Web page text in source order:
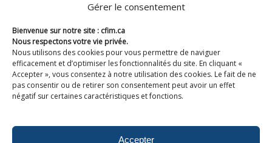
Gérer le consentement
Bienvenue sur notre site : cfim.ca
Nous respectons votre vie privée.
Nous utilisons des cookies pour vous permettre de naviguer
efficacement et d’optimiser les fonctionnalités du site. En cliquant «
Accepter », vous consentez à notre utilisation des cookies. Le fait de ne
pas consentir ou de retirer son consentement peut avoir un effet
négatif sur certaines caractéristiques et fonctions.
Accepter
Devenir membre de CFIM
Suivez-nous